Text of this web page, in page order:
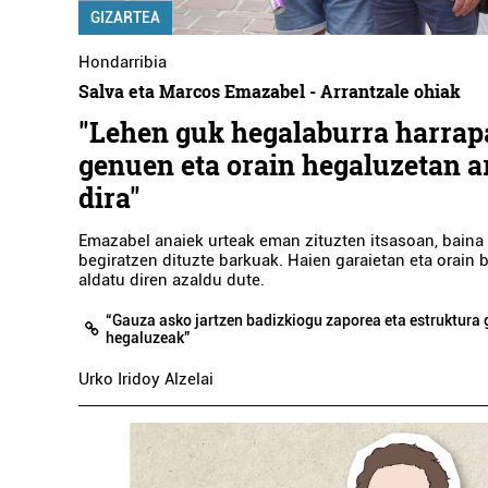
GIZARTEA
Hondarribia
Salva eta Marcos Emazabel - Arrantzale ohiak
"Lehen guk hegalaburra
genuen eta orain hegaluzetan
dira"
Emazabel anaiek urteak eman zituzten itsasoan,
begiratzen dituzte barkuak. Haien garaietan eta orain
aldatu diren azaldu dute.
“Gauza asko jartzen badizkiogu zaporea eta estruktura
hegaluzeak”
Urko Iridoy Alzelai